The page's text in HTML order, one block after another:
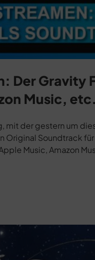
Der Gravity
Music,
mit der gestern um
Original Soundtrack
Music, Amazon